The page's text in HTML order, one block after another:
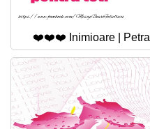
❤️❤️❤️ Inimioare | Petra